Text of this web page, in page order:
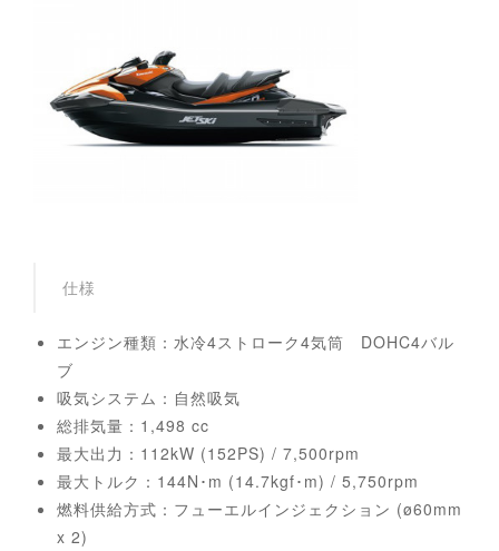
仕様
エンジン種類：水冷4ストローク4気筒 DOHC4バル
ブ
吸気システム：自然吸気
総排気量：1,498 cc
最大出力：112kW (152PS) / 7,500rpm
最大トルク：144N･m (14.7kgf･m) / 5,750rpm
燃料供給方式：フューエルインジェクション (ø60mm
x 2)